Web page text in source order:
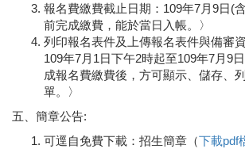
報名費繳費截止日期：109年7月9日(
前完成繳費，能於當日入帳。〉
列印報名表件及上傳報名表件與備審
109年7月1日下午2時起至109年7月9
成報名費繳費後，方可顯示、儲存、
單。〉
五、簡章公告:
可逕自免費下載：招生簡章（下載pdf